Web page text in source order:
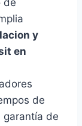
de
y
en
de
garantía de